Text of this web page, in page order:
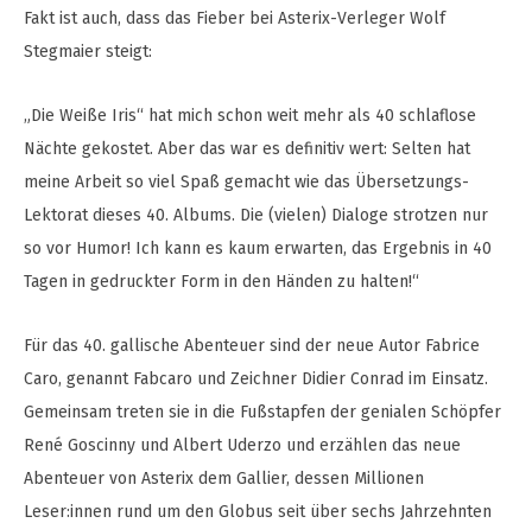
Fakt ist auch, dass das Fieber bei Asterix-Verleger Wolf
Stegmaier steigt:
„Die Weiße Iris“ hat mich schon weit mehr als 40 schlaflose
Nächte gekostet. Aber das war es definitiv wert: Selten hat
meine Arbeit so viel Spaß gemacht wie das Übersetzungs-
Lektorat dieses 40. Albums. Die (vielen) Dialoge strotzen nur
so vor Humor! Ich kann es kaum erwarten, das Ergebnis in 40
Tagen in gedruckter Form in den Händen zu halten!“
Für das 40. gallische Abenteuer sind der neue Autor Fabrice
Caro, genannt Fabcaro und Zeichner Didier Conrad im Einsatz.
Gemeinsam treten sie in die Fußstapfen der genialen Schöpfer
René Goscinny und Albert Uderzo und erzählen das neue
Abenteuer von Asterix dem Gallier, dessen Millionen
Leser:innen rund um den Globus seit über sechs Jahrzehnten